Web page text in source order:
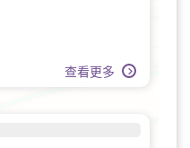
查看更多